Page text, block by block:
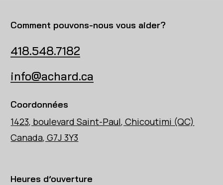
Comment pouvons-nous vous aider?
418.548.7182
info@achard.ca
Coordonnées
1423, boulevard Saint-Paul, Chicoutimi (QC)
Canada, G7J 3Y3
Heures d’ouverture